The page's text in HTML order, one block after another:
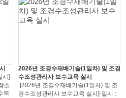
시]-
소 :
목
2026년 조경수재배기술(1일차) 및 조경
수조성관리사 보수교육 실시
[2026년 조경수재배기술(1일차) 및 조
경수조성관리사 보수교육 실시]-일시 :